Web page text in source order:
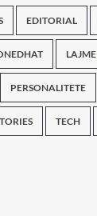
EDITORIAL
LAJME
PERSONALITETE
TECH